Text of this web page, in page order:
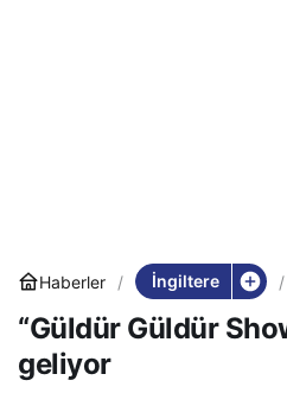
Haberler İngiltere
“Güldür Güldür
geliyor